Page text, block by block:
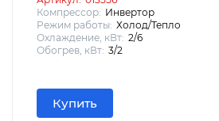
Компрессор: Инвертор
Режим работы: Холод/Тепло
Охлаждение, кВт: 2/6
Обогрев, кВт: 3/2
Купить